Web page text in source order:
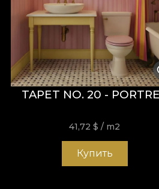
TAPET NO. 20 -
41,72$ / m2
Купить